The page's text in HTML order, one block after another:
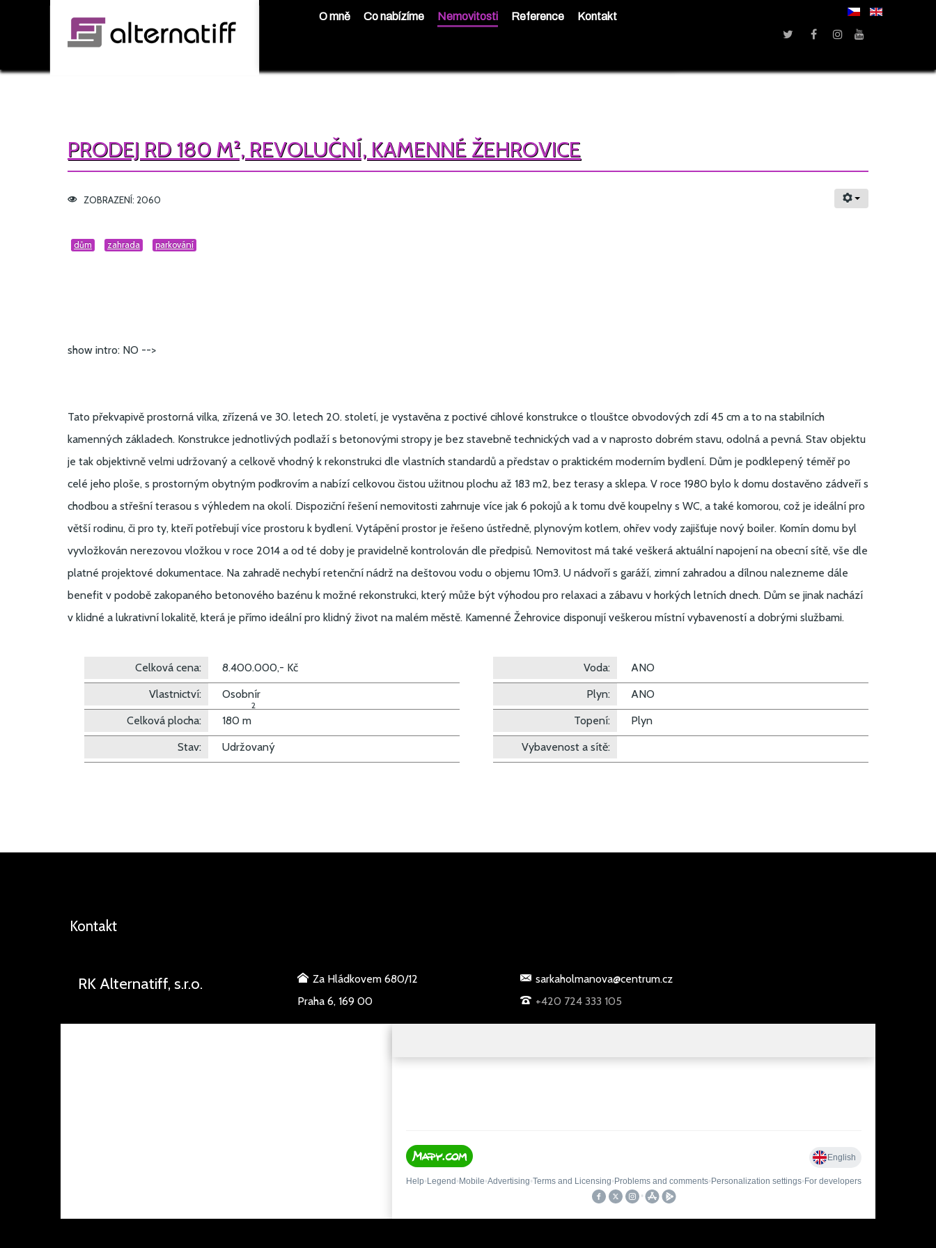
O mně Co nabízíme Nemovitosti Reference Kontakt
PRODEJ RD 180 M², REVOLUČNÍ, KAMENNÉ ŽEHROVICE
ZOBRAZENÍ: 2060
dům zahrada parkování
show intro: NO -->
Tato překvapivě prostorná vilka, zřízená ve 30. letech 20. století, je vystavěna z poctivé cihlové konstrukce o tlouštce obvodových zdí 45 cm a to na stabilních
kamenných základech. Konstrukce jednotlivých podlaží s betonovými stropy je bez stavebně technických vad a v naprosto dobrém stavu, odolná a pevná. Stav objektu
je tak objektivně velmi udržovaný a celkově vhodný k rekonstrukci dle vlastních standardů a představ o praktickém moderním bydlení. Dům je podklepený téměř po
celé jeho ploše, s prostorným obytným podkrovím a nabízí celkovou čistou užitnou plochu až 183 m2, bez terasy a sklepa. V roce 1980 bylo k domu dostavěno zádveří s
chodbou a střešní terasou s výhledem na okolí. Dispoziční řešení nemovitosti zahrnuje více jak 6 pokojů a k tomu dvě koupelny s WC, a také komorou, což je ideální pro
větší rodinu, či pro ty, kteří potřebují více prostoru k bydlení. Vytápění prostor je řešeno ústředně, plynovým kotlem, ohřev vody zajišťuje nový boiler. Komín domu byl
vyvložkován nerezovou vložkou v roce 2014 a od té doby je pravidelně kontrolován dle předpisů. Nemovitost má také veškerá aktuální napojení na obecní sítě, vše dle
platné projektové dokumentace. Na zahradě nechybí retenční nádrž na deštovou vodu o objemu 10m3. U nádvoří s garáží, zimní zahradou a dílnou nalezneme dále
benefit v podobě zakopaného betonového bazénu k možné rekonstrukci, který může být výhodou pro relaxaci a zábavu v horkých letních dnech. Dům se jinak nachází
v klidné a lukrativní lokalitě, která je přímo ideální pro klidný život na malém městě. Kamenné Žehrovice disponují veškerou místní vybaveností a dobrými službami.
Celková cena:
8.400.000,- Kč
Vlastnictví:
Osobnír
Celková plocha:
180 m
2
Stav: Udržovaný
Voda:
ANO
Plyn:
ANO
Topení:
Plyn
Vybavenost a sítě:
Kontakt
RK Alternatiff, s.r.o.
Za Hládkovem 680/12
Praha 6, 169 00
sarkaholmanova@centrum.cz
+420 724 333 105